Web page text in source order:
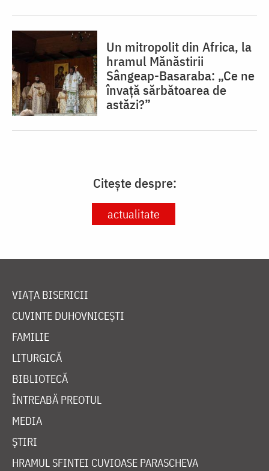
Un mitropolit din Africa, la
hramul Mănăstirii
Sângeap-Basaraba: „Ce ne
învață sărbătoarea de
astăzi?”
Citește despre:
actualitate
VIAȚA BISERICII
CUVINTE DUHOVNICEȘTI
FAMILIE
LITURGICĂ
BIBLIOTECĂ
ÎNTREABĂ PREOTUL
MEDIA
ȘTIRI
HRAMUL SFINTEI CUVIOASE PARASCHEVA